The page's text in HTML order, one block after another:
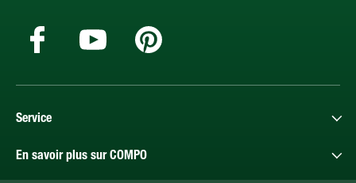
Service
En savoir plus sur COMPO